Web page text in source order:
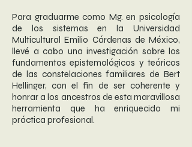
Para graduarme como Mg. en psicología
de los sistemas en la Universidad
Multicultural Emilio Cárdenas de México,
llevé a cabo una investigación sobre los
fundamentos epistemológicos y teóricos
de las constelaciones familiares de Bert
Hellinger, con el fin de ser coherente y
honrar a los ancestros de esta maravillosa
herramienta que ha enriquecido mi
práctica profesional.